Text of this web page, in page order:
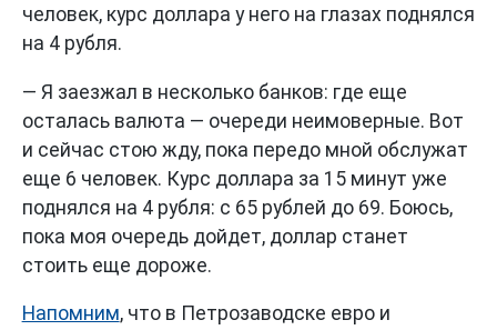
человек, курс доллара у него на глазах поднялся
на 4 рубля.
— Я заезжал в несколько банков: где еще
осталась валюта — очереди неимоверные. Вот
и сейчас стою жду, пока передо мной обслужат
еще 6 человек. Курс доллара за 15 минут уже
поднялся на 4 рубля: с 65 рублей до 69. Боюсь,
пока моя очередь дойдет, доллар станет
стоить еще дороже.
Напомним, что в Петрозаводске евро и